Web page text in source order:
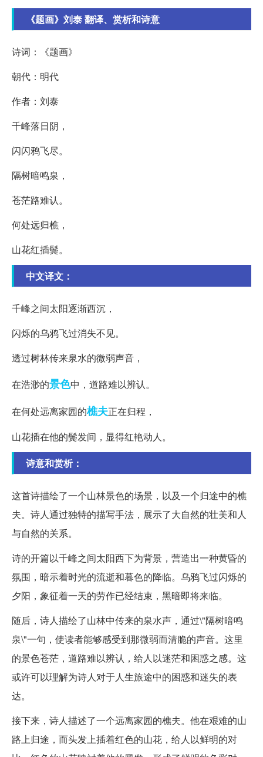
《题画》刘泰 翻译、赏析和诗意
诗词：《题画》
朝代：明代
作者：刘泰
千峰落日阴，
闪闪鸦飞尽。
隔树暗鸣泉，
苍茫路难认。
何处远归樵，
山花红插鬓。
中文译文：
千峰之间太阳逐渐西沉，
闪烁的乌鸦飞过消失不见。
透过树林传来泉水的微弱声音，
在浩渺的景色中，道路难以辨认。
在何处远离家园的樵夫正在归程，
山花插在他的鬓发间，显得红艳动人。
诗意和赏析：
这首诗描绘了一个山林景色的场景，以及一个归途中的樵
夫。诗人通过独特的描写手法，展示了大自然的壮美和人
与自然的关系。
诗的开篇以千峰之间太阳西下为背景，营造出一种黄昏的
氛围，暗示着时光的流逝和暮色的降临。乌鸦飞过闪烁的
夕阳，象征着一天的劳作已经结束，黑暗即将来临。
随后，诗人描绘了山林中传来的泉水声，通过\"隔树暗鸣
泉\"一句，使读者能够感受到那微弱而清脆的声音。这里
的景色苍茫，道路难以辨认，给人以迷茫和困惑之感。这
或许可以理解为诗人对于人生旅途中的困惑和迷失的表
达。
接下来，诗人描述了一个远离家园的樵夫。他在艰难的山
路上归途，而头发上插着红色的山花，给人以鲜明的对